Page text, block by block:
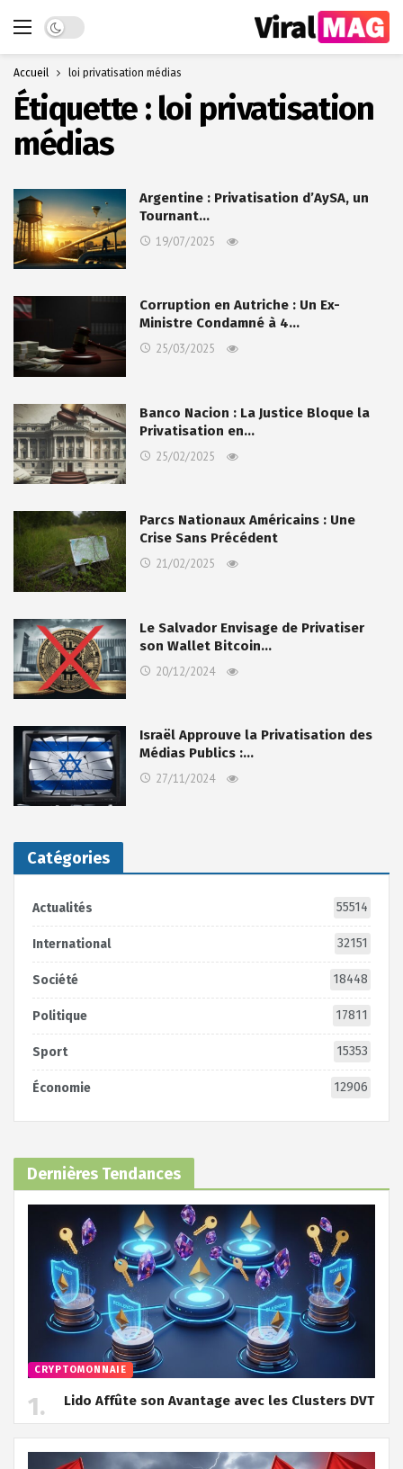
Dark mode
Accueil loi privatisation médias
Étiquette : loi privatisation
médias
Argentine : Privatisation d’AySA, un
Tournant…
19/07/2025
Corruption en Autriche : Un Ex-
Ministre Condamné à 4…
25/03/2025
Banco Nacion : La Justice Bloque la
Privatisation en…
25/02/2025
Parcs Nationaux Américains : Une
Crise Sans Précédent
21/02/2025
Le Salvador Envisage de Privatiser
son Wallet Bitcoin…
20/12/2024
Israël Approuve la Privatisation des
Médias Publics :…
27/11/2024
Catégories
Actualités 55514
International 32151
Société 18448
Politique 17811
Sport 15353
Économie 12906
Dernières Tendances
CRYPTOMONNAIE
Lido Affûte son Avantage avec les Clusters DVT